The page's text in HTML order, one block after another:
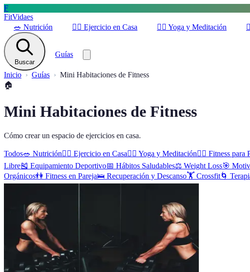
F
FitVidaes
🥗 Nutrición 🏋️‍♀️ Ejercicio en Casa 🧘‍♀️ Yoga y Meditación
Buscar
Guías
Inicio Guías
Mini Habitaciones de Fitness
🏠
Mini Habitaciones de Fitness
Cómo crear un espacio de ejercicios en casa.
Todos🥗 Nutrición🏋️‍♀️ Ejercicio en Casa🧘‍♀️ Yoga y Meditación🚶‍♂️ Fitness para
Libre🎽 Equipamiento Deportivo📅 Hábitos Saludables⚖️ Weight Loss🎯
Orgánicos👫 Fitness en Pareja🛌 Recuperación y Descanso🏋️ Crossfit🌀